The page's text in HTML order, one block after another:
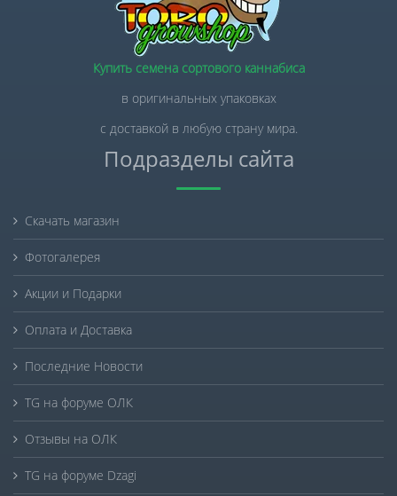
Купить семена сортового каннабиса
в оригинальных упаковках
с доставкой в любую страну мира.
Подразделы сайта
Скачать магазин
Фотогалерея
Акции и Подарки
Оплата и Доставка
Последние Новости
TG на форуме ОЛК
Отзывы на ОЛК
TG на форуме Dzagi